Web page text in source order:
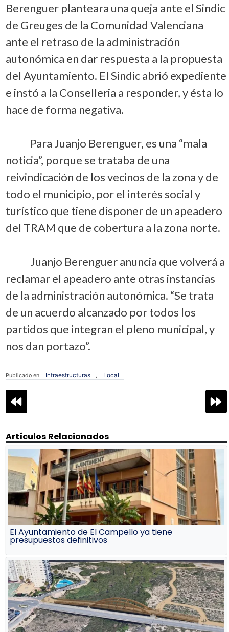
Berenguer planteara una queja ante el Sindic
de Greuges de la Comunidad Valenciana
ante el retraso de la administración
autonómica en dar respuesta a la propuesta
del Ayuntamiento. El Sindic abrió expediente
e instó a la Conselleria a responder, y ésta lo
hace de forma negativa.
Para Juanjo Berenguer, es una “mala
noticia”, porque se trataba de una
reivindicación de los vecinos de la zona y de
todo el municipio, por el interés social y
turístico que tiene disponer de un apeadero
del TRAM que de cobertura a la zona norte.
Juanjo Berenguer anuncia que volverá a
reclamar el apeadero ante otras instancias
de la administración autonómica. “Se trata
de un acuerdo alcanzado por todos los
partidos que integran el pleno municipal, y
nos dan portazo”.
Publicado en Infraestructuras , Local
Navegación
de
Artículos Relacionados
El Ayuntamiento de El Campello ya tiene
presupuestos definitivos